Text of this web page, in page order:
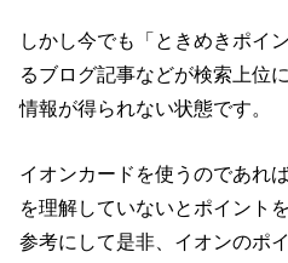
しかし今でも「ときめきポイ
るブログ記事などが検索上位
情報が得られない状態です。
イオンカードを使うのであれ
を理解していないとポイント
参考にして是非、イオンのポ